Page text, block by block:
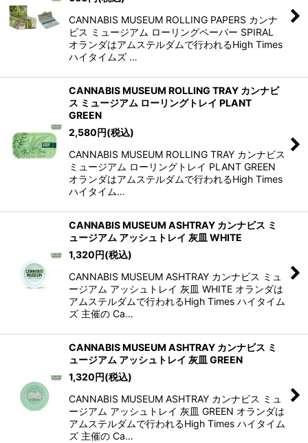
CANNABIS MUSEUM ROLLING PAPERS カンナ
ビス ミュージアム ローリングペーパー SPIRAL
オランダはアムステルダムで行われるHigh Times
ハイタイムズ …
CANNABIS MUSEUM ROLLING TRAY カンナビ
ス ミュージアム ローリングトレイ PLANT
GREEN
2,580円(税込)
CANNABIS MUSEUM ROLLING TRAY カンナビス
ミュージアム ローリングトレイ PLANT GREEN
オランダはアムステルダムで行われるHigh Times
ハイタイム…
CANNABIS MUSEUM ASHTRAY カンナビス ミ
ュージアム アッシュトレイ 灰皿 WHITE
1,320円(税込)
CANNABIS MUSEUM ASHTRAY カンナビス ミュ
ージアム アッシュトレイ 灰皿 WHITE オランダは
アムステルダムで行われるHigh Times ハイタイム
ズ 主催の Ca…
CANNABIS MUSEUM ASHTRAY カンナビス ミ
ュージアム アッシュトレイ 灰皿 GREEN
1,320円(税込)
CANNABIS MUSEUM ASHTRAY カンナビス ミュ
ージアム アッシュトレイ 灰皿 GREEN オランダは
アムステルダムで行われるHigh Times ハイタイム
ズ 主催の Ca…